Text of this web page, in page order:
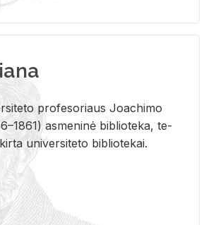
pro­fe­so­riaus Jo­a­chi­mo
as­me­ni­nė bi­b­lio­te­ka, te­
uni­ver­si­te­to bi­b­lio­te­kai.